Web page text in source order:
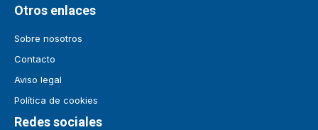
Otros enlaces
Sobre nosotros
Contacto
Aviso legal
Política de cookies
Redes sociales